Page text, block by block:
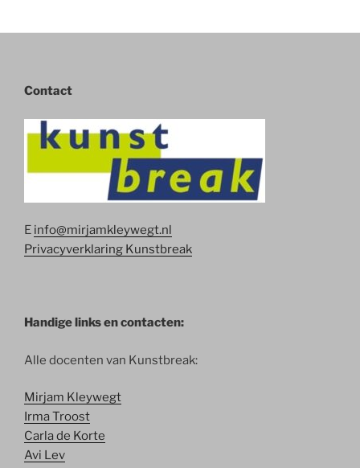
Contact
E info@mirjamkleywegt.nl
Privacyverklaring Kunstbreak
Handige links en contacten:
Alle docenten van Kunstbreak:
Mirjam Kleywegt
Irma Troost
Carla de Korte
Avi Lev